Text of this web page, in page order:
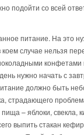
подойти со всей
питание. На это
коем случае нельзя
конфетами
нужно начать с
должно быть
страдающего
– яблоки, свекла,
выпить стакан